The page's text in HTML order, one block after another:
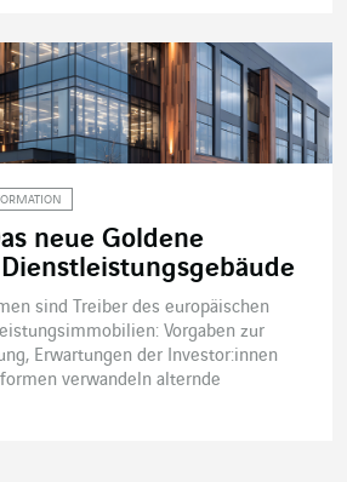
neue Goldene
sind Treiber des europäischen
Vorgaben zur
Erwartungen der Investor:innen
verwandeln alternde